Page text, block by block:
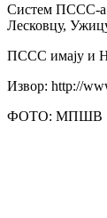
Систем ПССС-а
Лесковцу,
ПССС имају и
Извор: http://
ФОТО: МПШВ